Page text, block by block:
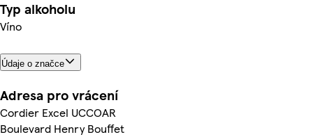
Typ alkoholu
Víno
Údaje o značce
Adresa pro vrácení
Cordier Excel UCCOAR
Boulevard Henry Bouffet